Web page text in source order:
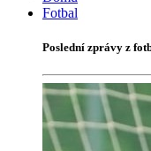
Fotbal
Poslední zprávy z